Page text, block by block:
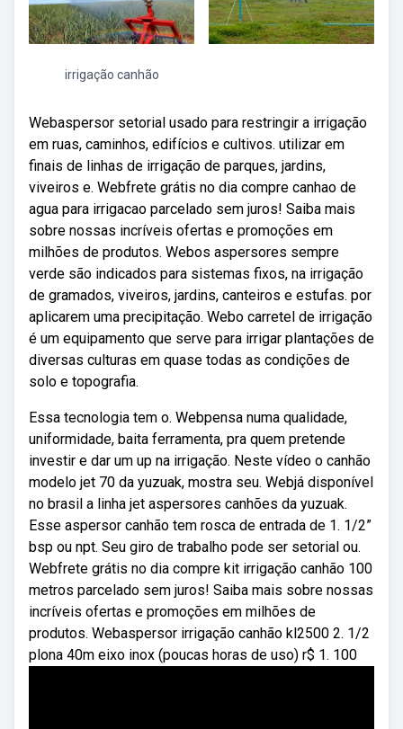
irrigação canhão
Webaspersor setorial usado para restringir a irrigação
em ruas, caminhos, edifícios e cultivos. utilizar em
finais de linhas de irrigação de parques, jardins,
viveiros e. Webfrete grátis no dia compre canhao de
agua para irrigacao parcelado sem juros! Saiba mais
sobre nossas incríveis ofertas e promoções em
milhões de produtos. Webos aspersores sempre
verde são indicados para sistemas fixos, na irrigação
de gramados, viveiros, jardins, canteiros e estufas. por
aplicarem uma precipitação. Webo carretel de irrigação
é um equipamento que serve para irrigar plantações de
diversas culturas em quase todas as condições de
solo e topografia.
Essa tecnologia tem o. Webpensa numa qualidade,
uniformidade, baita ferramenta, pra quem pretende
investir e dar um up na irrigação. Neste vídeo o canhão
modelo jet 70 da yuzuak, mostra seu. Webjá disponível
no brasil a linha jet aspersores canhões da yuzuak.
Esse aspersor canhão tem rosca de entrada de 1. 1/2”
bsp ou npt. Seu giro de trabalho pode ser setorial ou.
Webfrete grátis no dia compre kit irrigação canhão 100
metros parcelado sem juros! Saiba mais sobre nossas
incríveis ofertas e promoções em milhões de
produtos. Webaspersor irrigação canhão kl2500 2. 1/2
plona 40m eixo inox (poucas horas de uso) r$ 1. 100